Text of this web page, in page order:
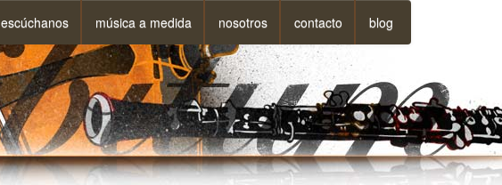
escúchanos música a medida nosotros contacto blog